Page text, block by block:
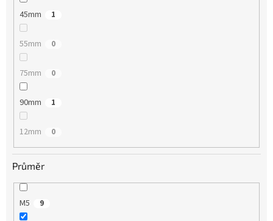
45mm 1
55mm 0
75mm 0
90mm 1
12mm 0
Průměr
M5 9